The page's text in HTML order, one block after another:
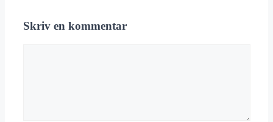
Skriv en kommentar